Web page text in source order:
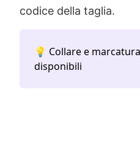
codice della taglia.
💡 Collare e
disponibili